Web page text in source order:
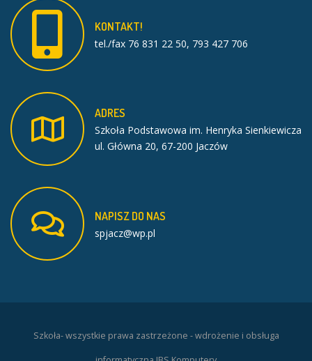
KONTAKT!
tel./fax 76 831 22 50, 793 427 706
ADRES
Szkoła Podstawowa im. Henryka Sienkiewicza
ul. Główna 20, 67-200 Jaczów
NAPISZDO NAS
spjacz@wp.pl
Szkoła- wszystkie prawa zastrzeżone - wdrożenie i obsługa